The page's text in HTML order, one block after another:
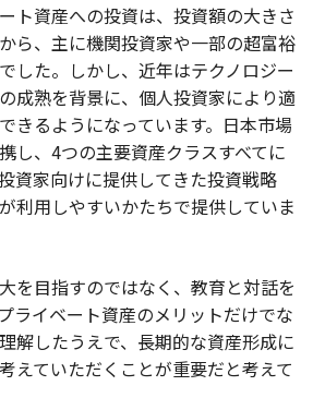
ト資産への投資は、投資額の大きさ
ら、主に機関投資家や一部の超富裕
した。しかし、近年はテクノロジー
成熟を背景に、個人投資家により適
きるようになっています。日本市場
し、4つの主要資産クラスすべてに
資家向けに提供してきた投資戦略
利用しやすいかたちで提供していま
を目指すのではなく、教育と対話を
ライベート資産のメリットだけでな
解したうえで、長期的な資産形成に
えていただくことが重要だと考えて